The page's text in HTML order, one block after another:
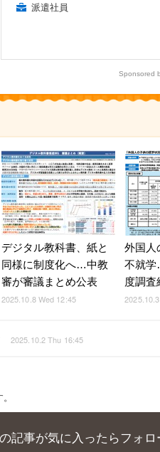
派遣社員
Sponsored
デジタル教科書、紙と
同様に制度化へ…中教
審が審議まとめ公表
2025.10.8 Wed 12:45
外国人
不就
度調査
2025.10.2 Thu 16:45
記事が気に入ったらフォロ